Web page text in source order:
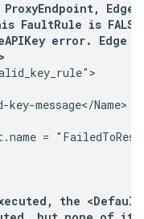
FaultRule is
error. Edge
key-message</Name>
=
the